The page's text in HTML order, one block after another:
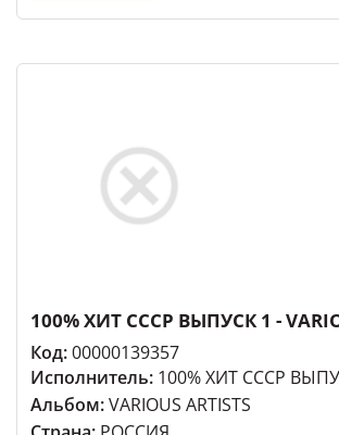
100% ХИТ СССР ВЫПУСК 1 -
Код:00000139357
Исполнитель: 100% ХИТ СССР
Альбом:VARIOUS ARTISTS